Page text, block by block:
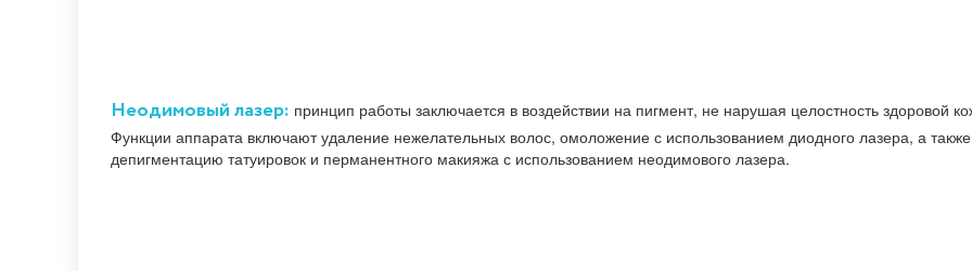
Неодимовый лазер: принцип работы заключается в воздействии на пигмент, не нарушая целостность здоровой
Функции аппарата включают удаление нежелательных волос, омоложение с использованием диодного лазера, а также
депигментацию татуировок и перманентного макияжа с использованием неодимового лазера.